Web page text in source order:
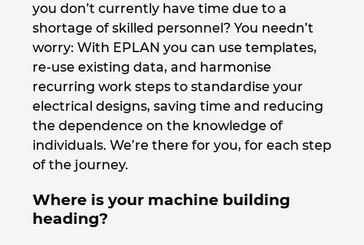
you don’t currently have time due to a
shortage of skilled personnel? You needn’t
worry: With EPLAN you can use templates,
re-use existing data, and harmonise
recurring work steps to standardise your
electrical designs, saving time and reducing
the dependence on the knowledge of
individuals. We’re there for you, for each step
of the journey.
Where is your machine building
heading?
Индонезия
Ирландия
Испания
Италия
Китай